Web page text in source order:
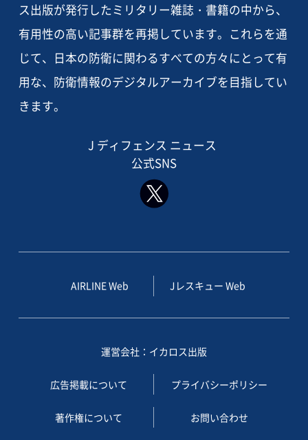
ス出版が発行したミリタリー雑誌・書籍の中から、
有用性の高い記事群を再掲しています。これらを通
じて、日本の防衛に関わるすべての方々にとって有
用な、防衛情報のデジタルアーカイブを目指してい
きます。
J ディフェンス ニュース
公式SNS
AIRLINE Web Jレスキュー Web
運営会社：イカロス出版
広告掲載について プライバシーポリシー
著作権について お問い合わせ